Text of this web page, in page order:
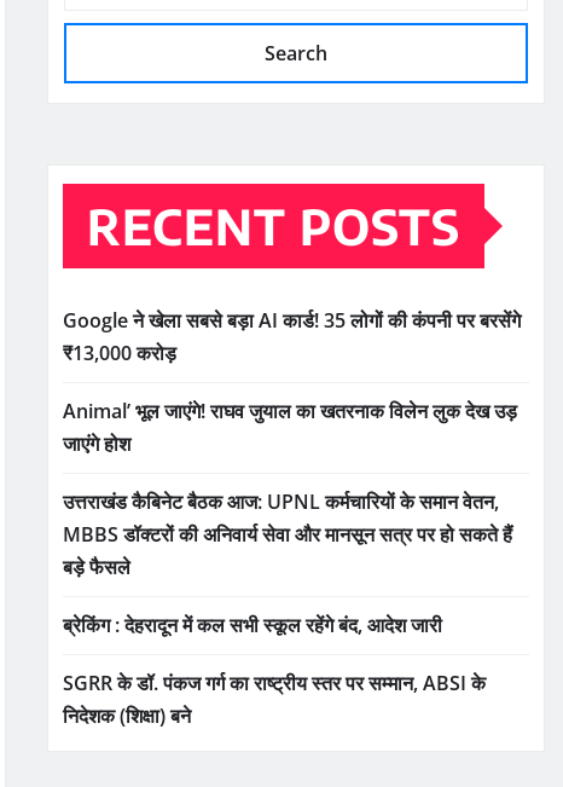
Search
RECENT POSTS
Google ने खेला सबसे बड़ा AI कार्ड! 35 लोगों की कंपनी पर बरसेंगे
₹13,000 करोड़
Animal’ भूल जाएंगे! राघव जुयाल का खतरनाक विलेन लुक देख उड़
जाएंगे होश
उत्तराखंड कैबिनेट बैठक आज: UPNL कर्मचारियों के समान वेतन,
MBBS डॉक्टरों की अनिवार्य सेवा और मानसून सत्र पर हो सकते हैं
बड़े फैसले
ब्रेकिंग : देहरादून में कल सभी स्कूल रहेंगे बंद, आदेश जारी
SGRR के डॉ. पंकज गर्ग का राष्ट्रीय स्तर पर सम्मान, ABSI के
निदेशक (शिक्षा) बने